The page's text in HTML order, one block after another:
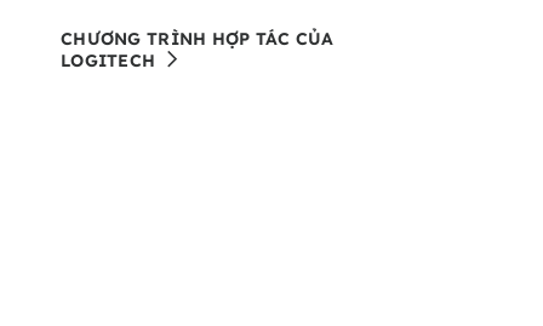
CHƯƠNG TRÌNH HỢP TÁC CỦA
LOGITECH